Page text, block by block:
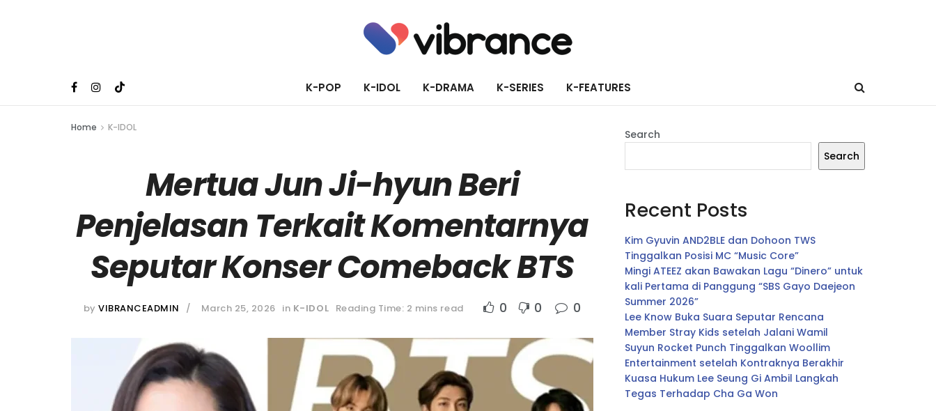
K-POP K-IDOL K-DRAMA K-SERIES K-FEATURES
Home K-IDOL
Mertua Jun Ji-hyun Beri
Penjelasan Terkait Komentarnya
Seputar Konser Comeback BTS
by VIBRANCEADMIN March 25, 2026 in K-IDOL Reading Time: 2 mins read 0 0 0
Search
Search
Recent Posts
Kim Gyuvin AND2BLE dan Dohoon TWS
Tinggalkan Posisi MC “Music Core”
Mingi ATEEZ akan Bawakan Lagu “Dinero” untuk
kali Pertama di Panggung “SBS Gayo Daejeon
Summer 2026”
Lee Know Buka Suara Seputar Rencana
Member Stray Kids setelah Jalani Wamil
Suyun Rocket Punch Tinggalkan Woollim
Entertainment setelah Kontraknya Berakhir
Kuasa Hukum Lee Seung Gi Ambil Langkah
Tegas Terhadap Cha Ga Won